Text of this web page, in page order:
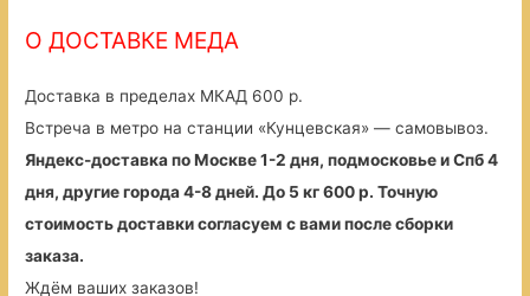
О ДОСТАВКЕ МЕДА
Доставка в пределах МКАД 600 р.
Встреча в метро на станции «Кунцевская» — самовывоз.
Яндекс-доставка по Москве 1-2 дня, подмосковье и Спб 4
дня, другие города 4-8 дней. До 5 кг 600 р. Точную
стоимость доставки согласуем с вами после сборки
заказа.
Ждём ваших заказов!